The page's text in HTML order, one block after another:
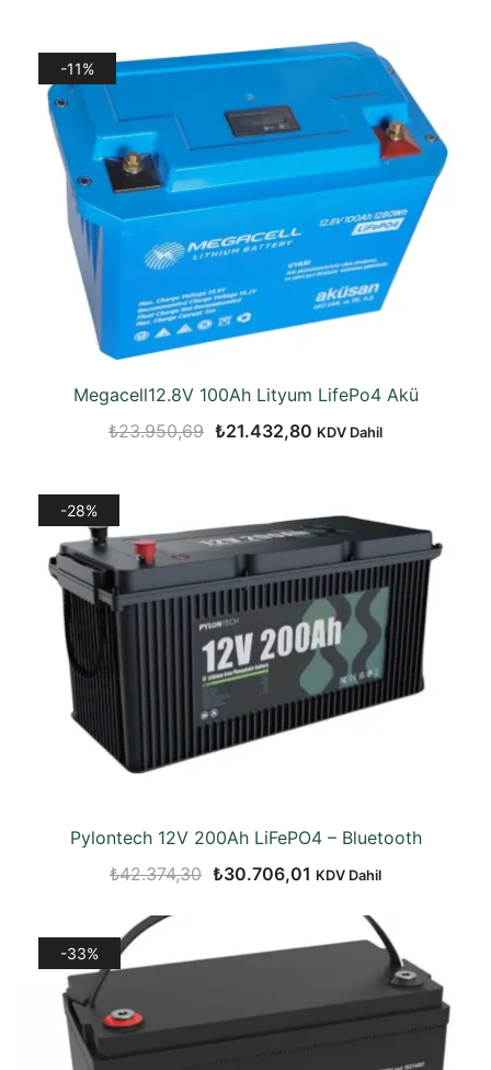
₺73.080,31.fiyat:
₺64.482,63.
-11%
Megacell12.8V 100Ah Lityum LifePo4 Akü
₺23.950,69 Orijinal
₺21.432,80 Şu
₺21.432,80.
KDV Dahil
-28%
Pylontech 12V 200Ah LiFePO4 – Bluetooth
₺42.374,30 Orijinal
₺30.706,01 Şu
₺30.706,01.
KDV Dahil
-33%